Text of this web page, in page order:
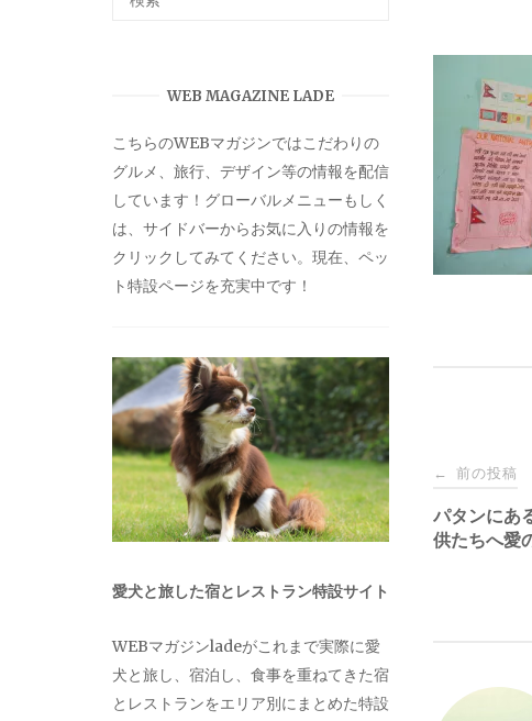
投
稿
ゲ
← 前の投稿
パタンにあ
供たちへ愛
WEB MAGAZINE LADE
こちらのWEBマガジンではこだわりの
グルメ、旅行、デザイン等の情報を配信
しています！グローバルメニューもしく
は、サイドバーからお気に入りの情報を
クリックしてみてください。現在、ペッ
ト特設ページを充実中です！
愛犬と旅した宿とレストラン特設サイト
WEBマガジンladeがこれまで実際に愛
犬と旅し、宿泊し、食事を重ねてきた宿
とレストランをエリア別にまとめた特設